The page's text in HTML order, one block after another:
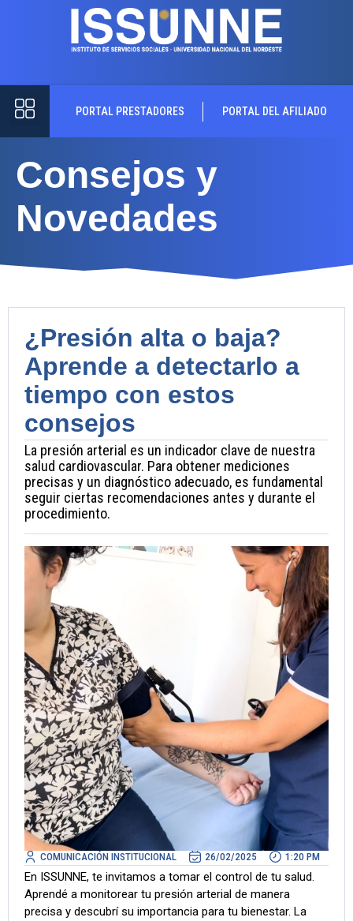
PORTAL PRESTADORES PORTAL DEL AFILIADO
Consejos y
Novedades
¿Presión alta o baja?
Aprende a detectarlo a
tiempo con estos
consejos
La presión arterial es un indicador clave de nuestra
salud cardiovascular. Para obtener mediciones
precisas y un diagnóstico adecuado, es fundamental
seguir ciertas recomendaciones antes y durante el
procedimiento.
COMUNICACIÓN INSTITUCIONAL 26/02/2025 1:20 PM
En ISSUNNE, te invitamos a tomar el control de tu salud.
Aprendé a monitorear tu presión arterial de manera
precisa y descubrí su importancia para tu bienestar. La